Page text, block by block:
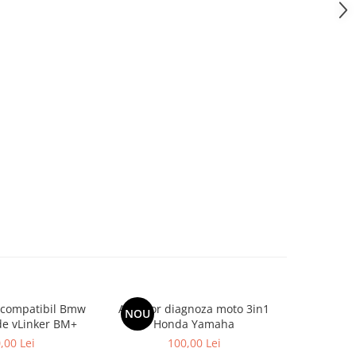
Bmw
vLinker BM+
Lei
NOU
Adaptor diagnoza moto 3in1
Honda Yamaha
100,00 Lei